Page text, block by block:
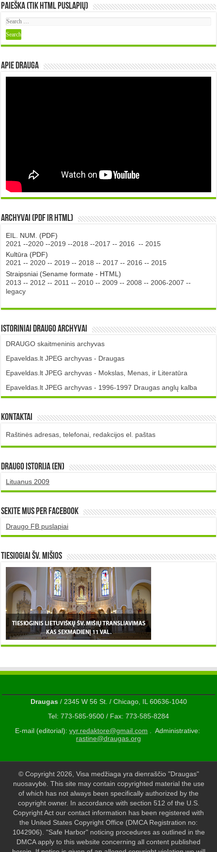
Paieška (tik HTML puslapių)
Apie DRAUGA
Archyvai (PDF ir HTML)
EIL. NUM. (PDF)
2021 --2020 --2019 --2018 --2017 -- 2016 -- 2015
Kultūra (PDF)
2021 -- 2020 -- 2019 -- 2018 -- 2017 -- 2016 -- 2015
Straipsniai (Sename formate - HTML)
2013 -- 2012 -- 2011 -- 2010 -- 2009 -- 2008 -- 2006-2007 --
legacy
Istoriniai DRAUGO Archyvai
DRAUGO skaitmeninis archyvas
Epaveldas.lt JPEG archyvas - Draugas
Epaveldas.lt JPEG archyvas - Mokslas, Menas, ir Literatūra
Epaveldas.lt JPEG archyvas - 1996-1997 Draugas anglų kalba
Kontaktai
Raštinės adresas, telefonai, redakcijos el. paštas
DRAUGO istorija (EN)
Lituanus 2009
Sekite mus per Facebook
Draugo FB puslapiai
TIESIOGIAI šv. MIŠIOS
Draugas/ 2345 W 56 St. / Chicago, IL 60636-1040
Tel: 773-585-9500 / Fax: 773-585-8284
E-mail (editorial): vyr.redaktore@gmail.com . Administrative:
rastine@draugas.org
© Copyright 2026, Visa medžiaga yra dienraščio "Draugas"
nuosavybė. This site may contain copyrighted material the use
of which has not always been specifically authorized by the
copyright owner. In accordance with section 512 of the U.S.
Copyright Act our contact information has been registered with
the United States Copyright Office (DMCA Registration no:
1042906). "Safe Harbor" noticing procedures as outlined in the
DMCA apply to this website concerning all content published